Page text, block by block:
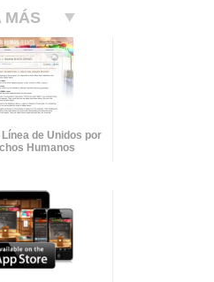
MÁS
de Unidos por
Humanos